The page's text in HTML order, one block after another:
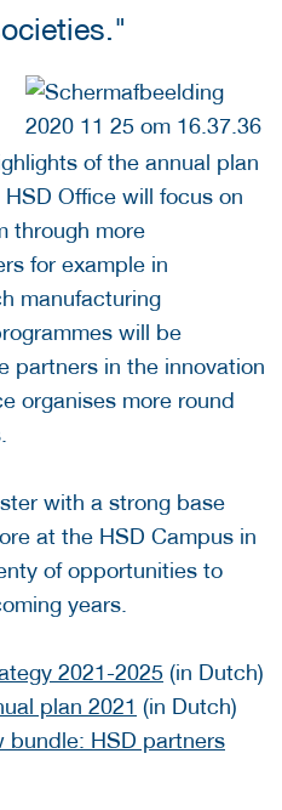
of the annual plan
Office will focus on
through more
for example in
manufacturing
will be
partners in the innovation
organises more round
with a strong base
at the HSD Campus in
of opportunities to
years.
2021-2025 (in Dutch)
plan 2021 (in Dutch)
bundle: HSD partners